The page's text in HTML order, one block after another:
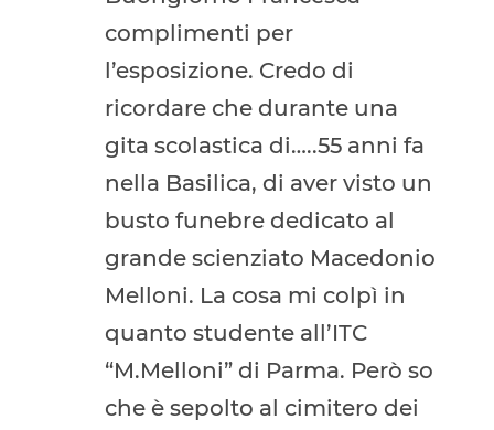
complimenti per
l’esposizione. Credo di
ricordare che durante una
gita scolastica di…..55 anni fa
nella Basilica, di aver visto un
busto funebre dedicato al
grande scienziato Macedonio
Melloni. La cosa mi colpì in
quanto studente all’ITC
“M.Melloni” di Parma. Però so
che è sepolto al cimitero dei